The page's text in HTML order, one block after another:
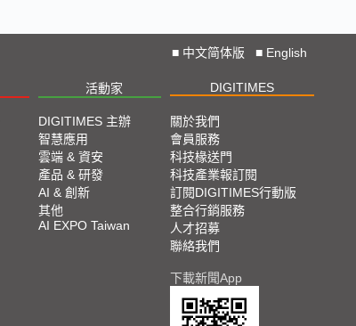
■ 中文简体版 ■ English
活動家 DIGITIMES
DIGITIMES 主辦
智慧應用
雲端 & 資安
產品 & 研發
AI & 創新
其他
AI EXPO Taiwan
關於我們
會員服務
科技椽送門
科技產業報訂閱
訂閱DIGITIMES行動版
整合行銷服務
人才招募
聯絡我們
下載新聞App